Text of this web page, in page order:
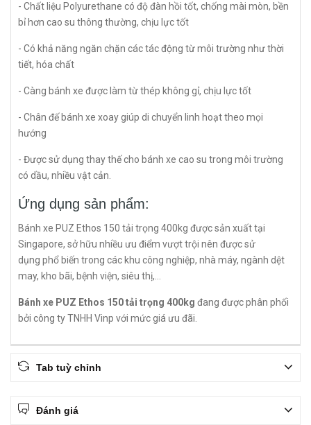
- Chất liệu Polyurethane có độ đàn hồi tốt, chống mài mòn, bền
bỉ hơn cao su thông thường, chịu lực tốt
- Có khả năng ngăn chặn các tác động từ môi trường như thời
tiết, hóa chất
- Càng bánh xe được làm từ thép không gỉ, chịu lực tốt
- Chân đế bánh xe xoay giúp di chuyển linh hoạt theo mọi
hướng
- Được sử dụng thay thế cho bánh xe cao su trong môi trường
có dầu, nhiều vật cản.
Ứng dụng sản phẩm:
Bánh xe PUZ Ethos 150 tải trọng 400kg được sản xuất tại
Singapore, sở hữu nhiều ưu điểm vượt trội nên được sử
dụng phổ biến trong các khu công nghiệp, nhà máy, ngành dệt
may, kho bãi, bệnh viện, siêu thị,…
Bánh xe PUZ Ethos 150 tải trọng 400kg đang được phân phối
bởi công ty TNHH Vinp với mức giá ưu đãi.
Tab tuỳ chỉnh
Đánh giá